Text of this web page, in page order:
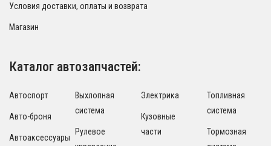
Условия доставки, оплаты и возврата
Магазин
Каталог автозапчастей:
Автоспорт
Авто-броня
Автоаксессуары
Выхлопная
система
Рулевое
Электрика
Кузовные
части
Топливная
система
Тормозная